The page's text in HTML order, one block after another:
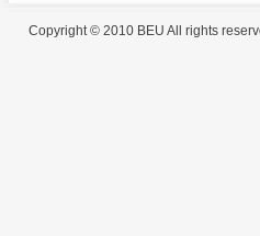
Copyright © 2010 BEU All rights